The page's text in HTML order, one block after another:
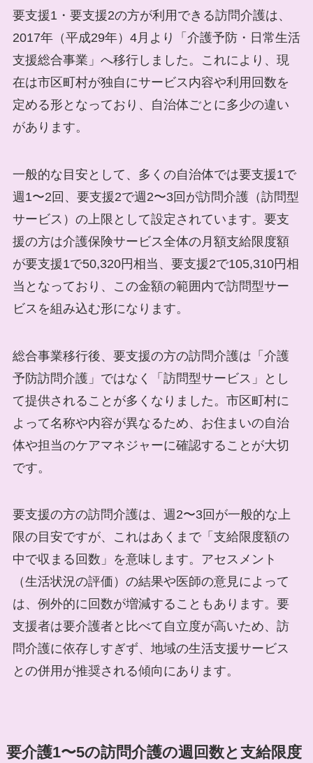
要支援1・要支援2の方が利用できる訪問介護は、
2017年（平成29年）4月より「介護予防・日常生活
支援総合事業」へ移行しました。これにより、現
在は市区町村が独自にサービス内容や利用回数を
定める形となっており、自治体ごとに多少の違い
があります。
一般的な目安として、多くの自治体では要支援1で
週1〜2回、要支援2で週2〜3回が訪問介護（訪問型
サービス）の上限として設定されています。要支
援の方は介護保険サービス全体の月額支給限度額
が要支援1で50,320円相当、要支援2で105,310円相
当となっており、この金額の範囲内で訪問型サー
ビスを組み込む形になります。
総合事業移行後、要支援の方の訪問介護は「介護
予防訪問介護」ではなく「訪問型サービス」とし
て提供されることが多くなりました。市区町村に
よって名称や内容が異なるため、お住まいの自治
体や担当のケアマネジャーに確認することが大切
です。
要支援の方の訪問介護は、週2〜3回が一般的な上
限の目安ですが、これはあくまで「支給限度額の
中で収まる回数」を意味します。アセスメント
（生活状況の評価）の結果や医師の意見によって
は、例外的に回数が増減することもあります。要
支援者は要介護者と比べて自立度が高いため、訪
問介護に依存しすぎず、地域の生活支援サービス
との併用が推奨される傾向にあります。
要介護1〜5の訪問介護の週回数と支給限度